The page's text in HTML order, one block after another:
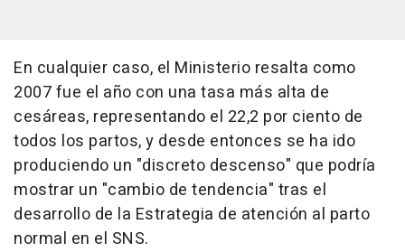
En cualquier caso, el Ministerio resalta como
2007 fue el año con una tasa más alta de
cesáreas, representando el 22,2 por ciento de
todos los partos, y desde entonces se ha ido
produciendo un "discreto descenso" que podría
mostrar un "cambio de tendencia" tras el
desarrollo de la Estrategia de atención al parto
normal en el SNS.